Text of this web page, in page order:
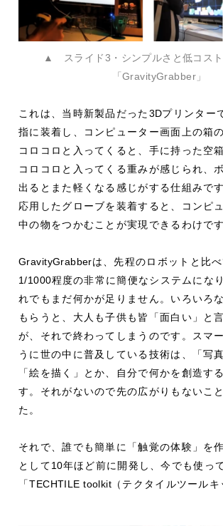
▲ スライド3・シンプルさと低コスト
「GravityGrabber」
これは、当時新製品だった3Dプリンター
指に装着し、コンピューター画面上の箱
コロコロと入ってくると、手に持った空
コロコロと入ってくる重みが感じられ、
出るとまた軽くなる感じがする仕組みで
応用したグローブを装着すると、コンピ
中の物をつかむことが実現できるわけです
GravityGrabberは、先程のロボットと比
1/1000程度の非常に簡便なシステムにな
れでもまだ何かが足りません。いろいろ
もらうと、大人も子供も皆「面白い」と
が、それで終わってしまうのです。スマ
うに世の中に普及している技術は、「写
「絵を描く」とか、自分で何かを創造す
す。それがないので先の広がりもないこ
た。
それで、誰でも簡単に「触覚の体験」を
として10年ほど前に開発し、今でも使っ
「TECHTILE toolkit （テクタイルツールキ